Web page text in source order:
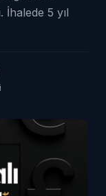
5 yıl